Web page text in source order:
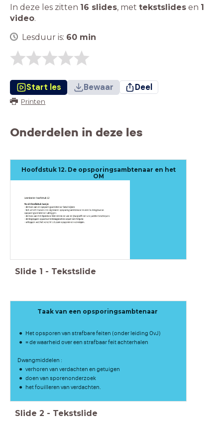
In deze les zitten 16 slides, met tekstslides en 1
video.
Lesduur is: 60 min
Start les Bewaar Deel
Printen
Onderdelen in deze les
Hoofdstuk 12. De opsporingsambtenaar en het
OM
Slide 1 - Tekstslide
Taak van een opsporingsambtenaar
Het opsporen van strafbare feiten (onder leiding OvJ)
= de waarheid over een strafbaar feit achterhalen
Dwangmiddelen :
verhoren van verdachten en getuigen
doen van sporenonderzoek
het fouilleren van verdachten.
Slide 2 - Tekstslide